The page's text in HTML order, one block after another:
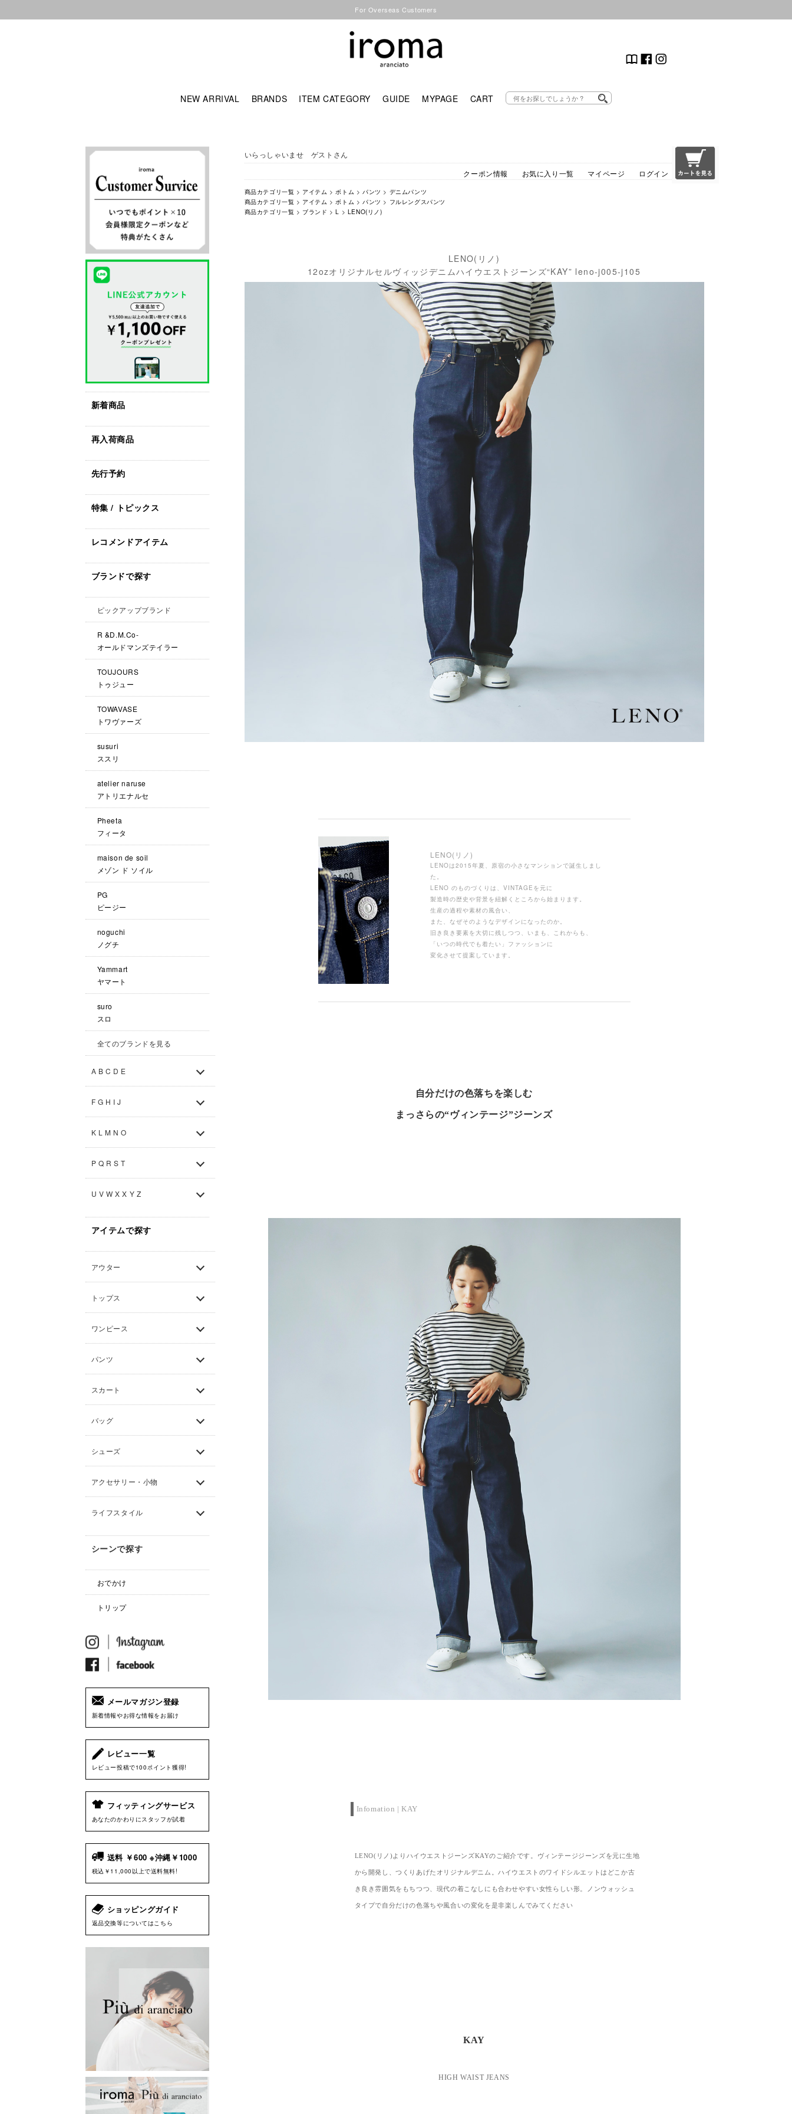
For Overseas Customers
NEW ARRIVAL BRANDS ITEM CATEGORY GUIDE MYPAGE CART
新着商品
再入荷商品
先行予約
特集 / トピックス
レコメンドアイテム
ブランドで探す
ピックアップブランド
R &D.M.Co-
オールドマンズテイラー
TOUJOURS
トゥジュー
TOWAVASE
トワヴァーズ
susuri
ススリ
atelier naruse
アトリエナルセ
Pheeta
フィータ
maison de soil
メゾン ド ソイル
PG
ピージー
noguchi
ノグチ
Yammart
ヤマート
suro
スロ
全てのブランドを見る
A B C D E
F G H I J
K L M N O
P Q R S T
U V W X X Y Z
アイテムで探す
アウター
トップス
ワンピース
パンツ
スカート
バッグ
シューズ
アクセサリー・小物
ライフスタイル
シーンで探す
おでかけ
トリップ
メールマガジン登録
新着情報やお得な情報をお届け
レビュー一覧
レビュー投稿で100ポイント獲得!
フィッティングサービス
あなたのかわりにスタッフが試着
送料 ￥600 ※沖縄￥1000
税込￥11,000以上で送料無料!
ショッピングガイド
返品交換等についてはこちら
いらっしゃいませ ゲストさん
クーポン情報
お気に入り一覧 マイページ ログイン
商品カテゴリ一覧 > アイテム >ボトム > パンツ > デニムパンツ
商品カテゴリ一覧 > アイテム >ボトム > パンツ > フルレングスパンツ
商品カテゴリ一覧 > ブランド >L > LENO(リノ)
LENO(リノ)
12ozオリジナルセルヴィッジデニムハイウエストジーンズ“KAY” leno-j005-j105
LENO(リノ)
LENOは2015年夏、原宿の小さなマンションで誕生しまし
た。
LENO のものづくりは、VINTAGEを元に
製造時の歴史や背景を紐解くところから始まります。
生産の過程や素材の風合い、
また、なぜそのようなデザインになったのか。
旧き良き要素を大切に残しつつ、いまも、これからも、
「いつの時代でも着たい」ファッションに
変化させて提案しています。
自分だけの色落ちを楽しむ
まっさらの“ヴィンテージ”ジーンズ
Infomation | KAY
LENO(リノ)よりハイウエストジーンズKAYのご紹介です。ヴィンテージジーンズを元に生地
から開発し、つくりあげたオリジナルデニム。ハイウエストのワイドシルエットはどこか古
き良き雰囲気をもちつつ、現代の着こなしにも合わせやすい女性らしい形。ノンウォッシュ
タイプで自分だけの色落ちや風合いの変化を是非楽しんでみてください
KAY
HIGH WAIST JEANS